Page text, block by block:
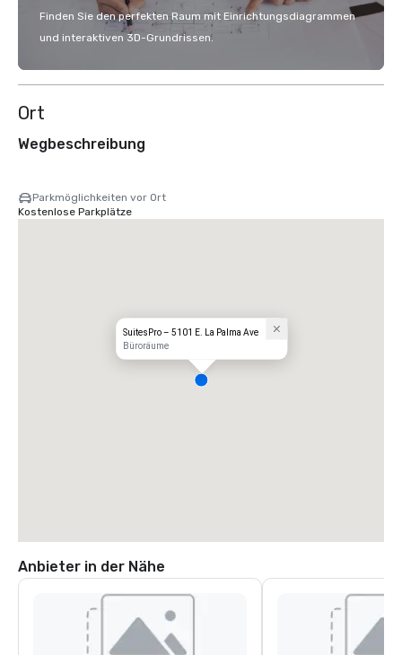
Finden Sie den perfekten Raum mit Einrichtungsdiagrammen
und interaktiven 3D-Grundrissen.
Ort
Wegbeschreibung
Parkmöglichkeiten vor Ort
Kostenlose Parkplätze
SuitesPro – 5101 E. La Palma Ave
Büroräume
Anbieter in der Nähe